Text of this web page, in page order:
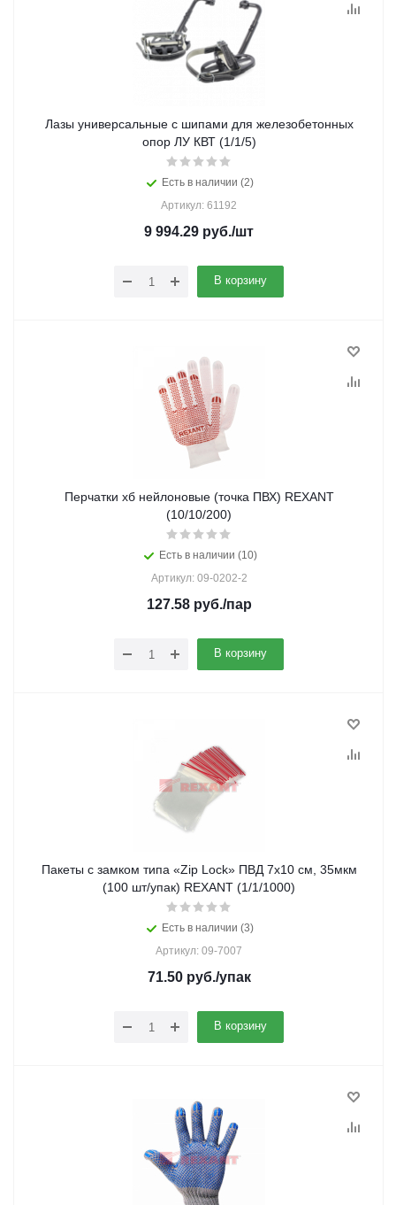
Лазы универсальные с шипами для железобетонных
опор ЛУ КВТ (1/1/5)
Есть в наличии (2)
Артикул: 61192
9 994.29 руб./шт
В корзину
Перчатки хб нейлоновые (точка ПВХ) REXANT
(10/10/200)
Есть в наличии (10)
Артикул: 09-0202-2
127.58руб./пар
В корзину
Пакеты с замком типа «Zip Lock» ПВД 7х10 см, 35мкм
(100 шт/упак) REXANT (1/1/1000)
Есть в наличии (3)
Артикул: 09-7007
71.50руб./упак
В корзину